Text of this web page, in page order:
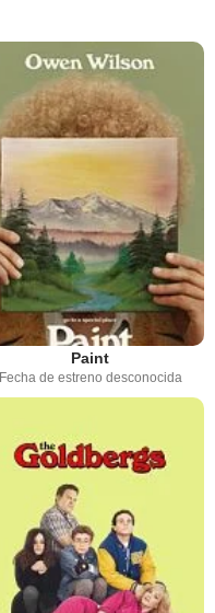
Paint
Fecha de estreno desconocida